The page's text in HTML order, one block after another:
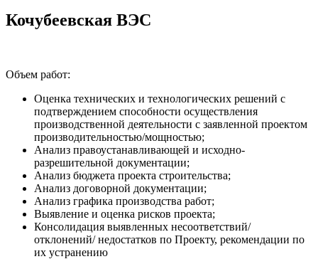
Кочубеевская ВЭС
Объем работ:
Оценка технических и технологических решений с
подтверждением способности осуществления
производственной деятельности с заявленной проектом
производительностью/мощностью;
Анализ правоустанавливающей и исходно-
разрешительной документации;
Анализ бюджета проекта строительства;
Анализ договорной документации;
Анализ графика производства работ;
Выявление и оценка рисков проекта;
Консолидация выявленных несоответствий/
отклонений/ недостатков по Проекту, рекомендации по
их устранению